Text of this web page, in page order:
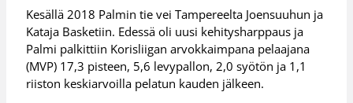
Kesällä 2018 Palmin tie vei Tampereelta Joensuuhun ja
Kataja Basketiin. Edessä oli uusi kehitysharppaus ja
Palmi palkittiin Korisliigan arvokkaimpana pelaajana
(MVP) 17,3 pisteen, 5,6 levypallon, 2,0 syötön ja 1,1
riiston keskiarvoilla pelatun kauden jälkeen.